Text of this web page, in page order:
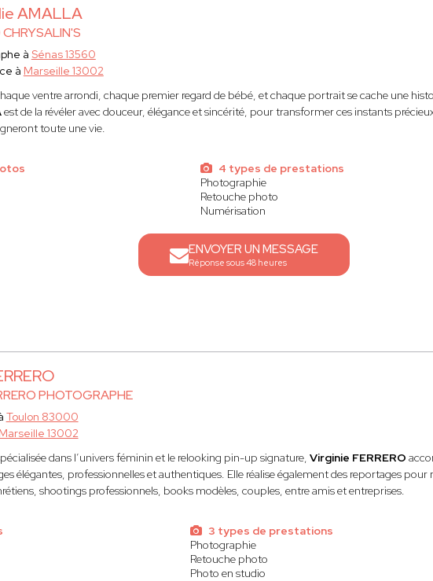
AMALLA
à Sénas 13560
à Marseille 13002
ventre arrondi, chaque premier regard de bébé, et chaque portrait se cache une
est de la révéler avec douceur, élégance et sincérité, pour transformer ces instants
toute une vie.
4 types de prestations
Photographie
Retouche photo
Numérisation
ENVOYER UN MESSAGE
Réponse sous 48 heures
PHOTOGRAPHE
Toulon 83000
Marseille 13002
dans l’univers féminin et le relooking pin-up signature, Virginie FERRERO
élégantes, professionnelles et authentiques. Elle réalise également des reportages
shootings professionnels, books modèles, couples, entre amis et entreprises.
3 types de prestations
Photographie
Retouche photo
Photo en studio